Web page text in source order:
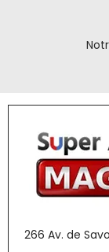
266 Av. de